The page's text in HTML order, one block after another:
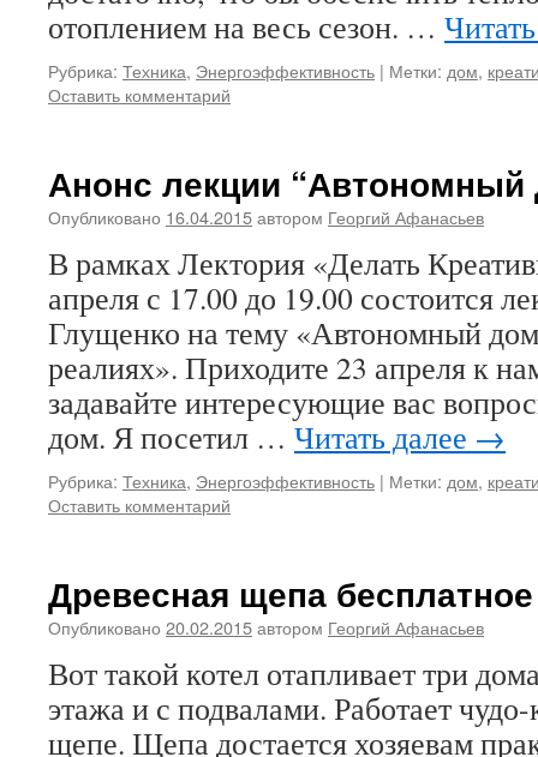
отоплением на весь сезон. …
Рубрика: Техника, Энергоэффективность | Метки: дом,
Оставить комментарий
Анонс лекции “Автономный
Опубликовано 16.04.2015автором Георгий Афанасьев
В рамках Лектория «Делать
апреля с 17.00 до 19.00 состоится
Глущенко на тему «Автономный
реалиях». Приходите 23 апреля к
задавайте интересующие вас
дом. Я посетил … Читать далее →
Рубрика: Техника, Энергоэффективность | Метки: дом,
Оставить комментарий
Древесная щепа
Опубликовано 20.02.2015автором Георгий Афанасьев
Вот такой котел отапливает три
этажа и с подвалами. Работает
щепе. Щепа достается хозяевам